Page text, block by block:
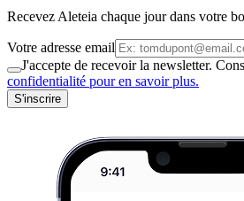
Recevez Aleteia chaque jour dans votre
Votre adresse email
J'accepte de recevoir la newsletter.
confidentialité pour en savoir plus.
S'inscrire